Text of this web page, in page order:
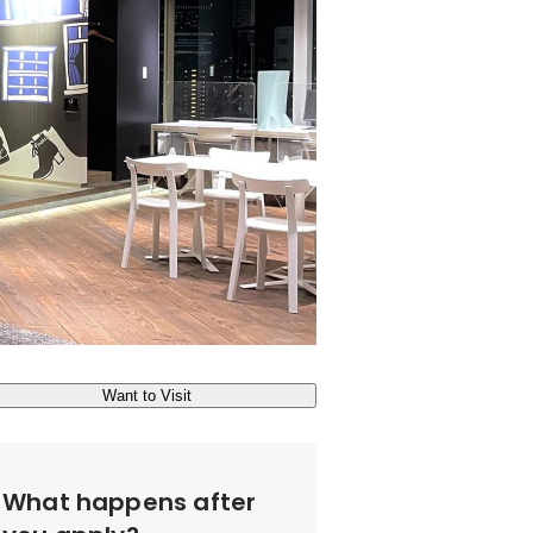
Want to Visit
What happens after